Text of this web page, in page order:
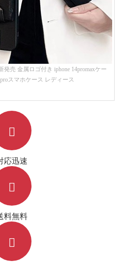
発売 金属ロゴ付き iphone 14promaxケー
スマホケース レディース
応迅速
料無料